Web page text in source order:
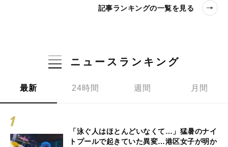
記事ランキングの一覧を見る
ニュースランキング
最新 24時間 週間 月間
「泳ぐ人はほとんどいなくて…」猛暑のナイ
トプールで起きていた異変…港区女子が明か